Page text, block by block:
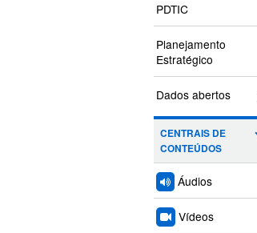
PDTIC
Planejamento
Estratégico
Dados abertos
CENTRAIS DE
CONTEÚDOS
Áudios
Vídeos